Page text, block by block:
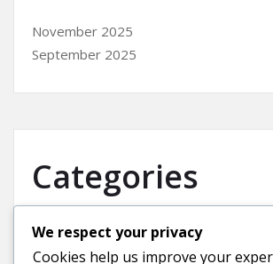
November 2025
September 2025
Categories
Uncategorized
We respect your privacy
Cookies help us improve your